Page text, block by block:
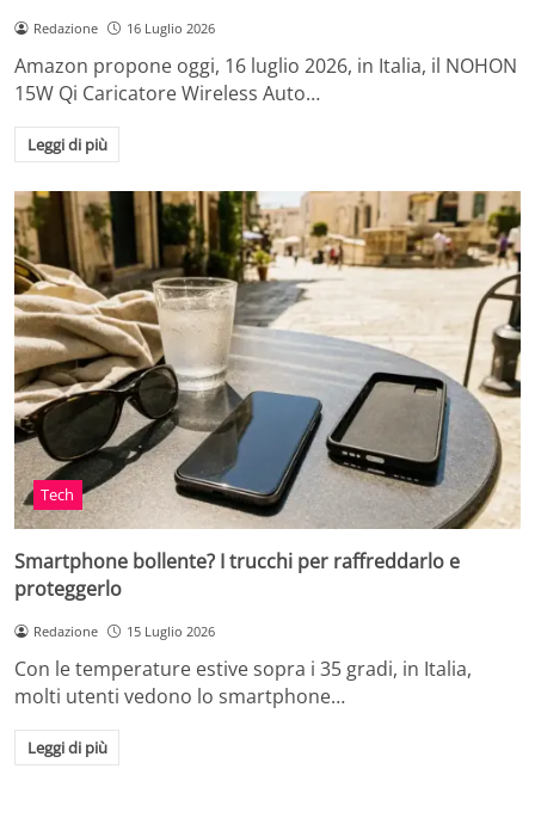
Redazione 16 Luglio 2026
Amazon propone oggi, 16 luglio 2026, in Italia, il NOHON
15W Qi Caricatore Wireless Auto…
Leggi di più
Tech
Smartphone bollente? I trucchi per raffreddarlo e
proteggerlo
Redazione 15 Luglio 2026
Con le temperature estive sopra i 35 gradi, in Italia,
molti utenti vedono lo smartphone…
Leggi di più